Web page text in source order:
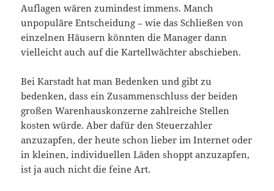
Auflagen wären zumindest immens. Manch
unpopuläre Entscheidung – wie das Schließen von
einzelnen Häusern könnten die Manager dann
vielleicht auch auf die Kartellwächter abschieben.
Bei Karstadt hat man Bedenken und gibt zu
bedenken, dass ein Zusammenschluss der beiden
großen Warenhauskonzerne zahlreiche Stellen
kosten würde. Aber dafür den Steuerzahler
anzuzapfen, der heute schon lieber im Internet oder
in kleinen, individuellen Läden shoppt anzuzapfen,
ist ja auch nicht die feine Art.